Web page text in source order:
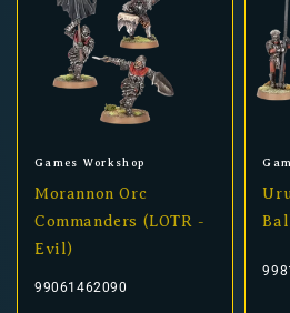
Anbieter:
Games Workshop
Morannon Orc
Commanders (LOTR -
Evil)
99061462090